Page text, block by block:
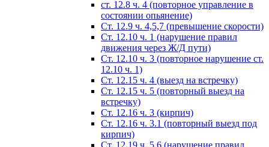
ст. 12.8 ч. 4 (повторное управление в
состоянии опьянение)
Ст. 12.9 ч. 4,5,7 (превышение скорости)
Ст. 12.10 ч. 1 (нарушение правил
движения через Ж/Д пути)
Ст. 12.10 ч. 3 (повторное нарушение ст.
12.10 ч. 1)
Ст. 12.15 ч. 4 (выезд на встречку)
Ст. 12.15 ч. 5 (повторный выезд на
встречку)
Ст. 12.16 ч. 3 (кирпич)
Ст. 12.16 ч. 3.1 (повторный выезд под
кирпич)
Ст. 12.19 ч. 5,6 (нарушение правил